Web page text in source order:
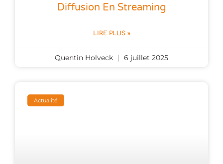
Diffusion En Streaming
LIRE PLUS »
Quentin Holveck 6 juillet 2025
Actualité